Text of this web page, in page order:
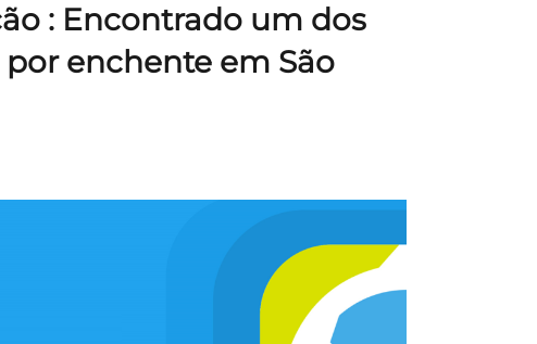
: Encontrado um dos
enchente em São